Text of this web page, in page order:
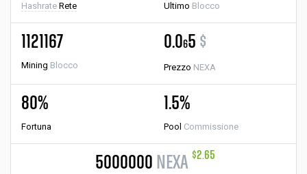
Hashrate Rete Ultimo Blocco
1121167
Mining Blocco
0.065 $
Prezzo NEXA
80%
Fortuna
1.5%
Pool Commissione
5000000 NEXA $2.65